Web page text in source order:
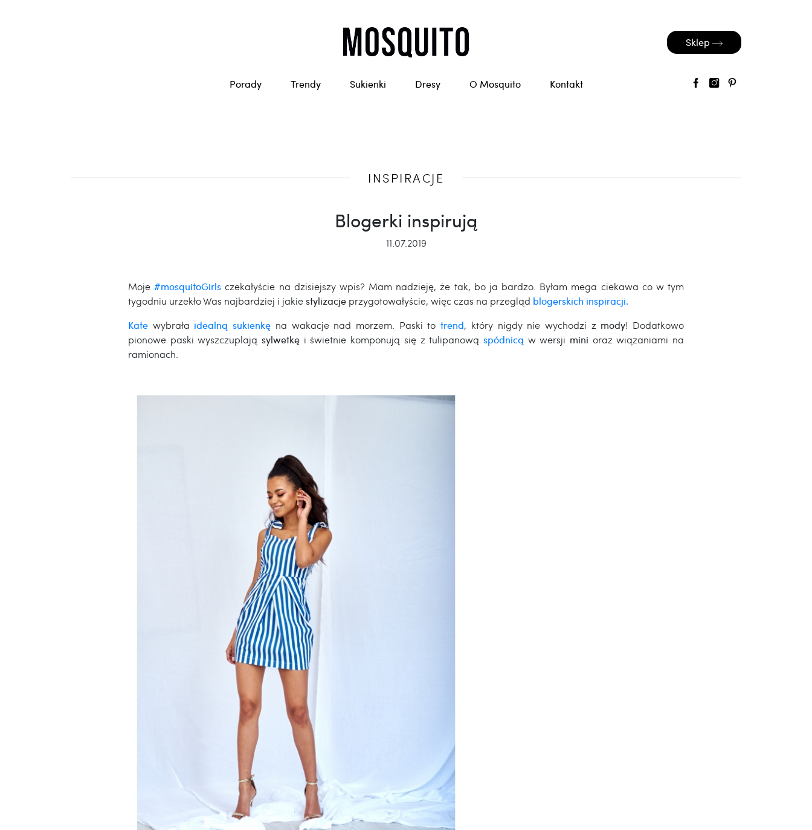
Sklep
Porady Trendy Sukienki Dresy O Mosquito Kontakt
INSPIRACJE
Blogerki inspirują
11.07.2019
Moje#mosquitoGirls czekałyście na dzisiejszy wpis? Mam nadzieję, że tak, bo ja bardzo. Byłam mega ciekawa co w tym
tygodniu urzekło Was najbardziej i jakiestylizacje przygotowałyście, więc czas na przegląd blogerskich inspiracji.
Kate wybrała idealną sukienkę na wakacje nad morzem. Paski to trend, który nigdy nie wychodzi z mody! Dodatkowo
pionowe paski wyszczuplająsylwetkę i świetnie komponują się z tulipanową spódnicą w wersji mini oraz wiązaniami na
ramionach.